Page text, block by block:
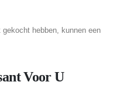
hebben, kunnen een
Voor U